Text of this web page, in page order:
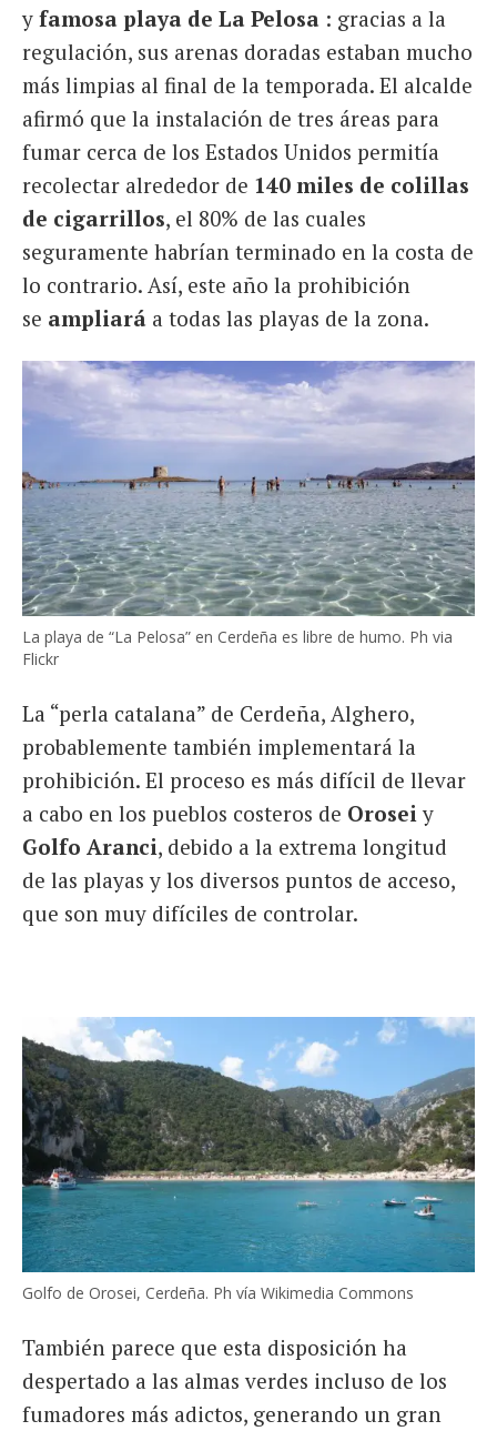
y famosa playa de La Pelosa : gracias a la
regulación, sus arenas doradas estaban mucho
más limpias al final de la temporada. El alcalde
afirmó que la instalación de tres áreas para
fumar cerca de los Estados Unidos permitía
recolectar alrededor de 140 miles de colillas
de cigarrillos, el 80% de las cuales
seguramente habrían terminado en la costa de
lo contrario. Así, este año la prohibición
se ampliará a todas las playas de la zona.
La playa de “La Pelosa” en Cerdeña es libre de humo. Ph via
Flickr
La “perla catalana” de Cerdeña, Alghero,
probablemente también implementará la
prohibición. El proceso es más difícil de llevar
a cabo en los pueblos costeros de Oroseiy
Golfo Aranci, debido a la extrema longitud
de las playas y los diversos puntos de acceso,
que son muy difíciles de controlar.
Golfo de Orosei, Cerdeña. Ph vía Wikimedia Commons
También parece que esta disposición ha
despertado a las almas verdes incluso de los
fumadores más adictos, generando un gran